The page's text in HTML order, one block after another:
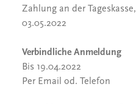
Zahlung an der Tageskasse,
03.05.2022
Verbindliche Anmeldung
Bis 19.04.2022
Per Email od. Telefon